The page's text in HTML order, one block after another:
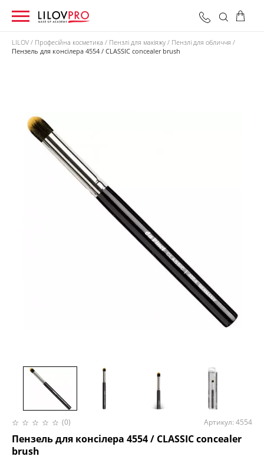
LILOV Професійна косметика Пензлі для макіяжу
Пензлі для обличчя
Пензель для консілера 4554 / CLASSIC concealer brush
(0) Артикул: 4554
Пензель для консілера 4554 / CLASSIC concealer
brush